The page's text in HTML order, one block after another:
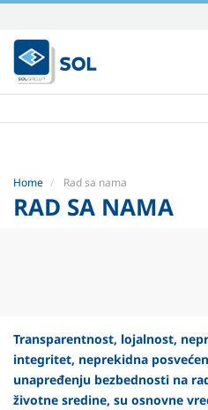
Skip
to
content.
|
to
Home Rad sa nama
RAD SA NAMA
Transparentnost, lojalnost,
integritet, neprekidna
unapređenju bezbednosti na
životne sredine, su osnovne